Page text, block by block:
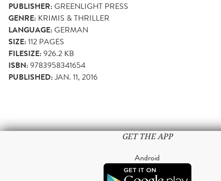
PUBLISHER:GREENLIGHT PRESS
GENRE: KRIMIS & THRILLER
LANGUAGE:GERMAN
SIZE:112 PAGES
FILESIZE:926.2 KB
ISBN:9783958341654
PUBLISHED:JAN. 11, 2016
GET THE APP
Android